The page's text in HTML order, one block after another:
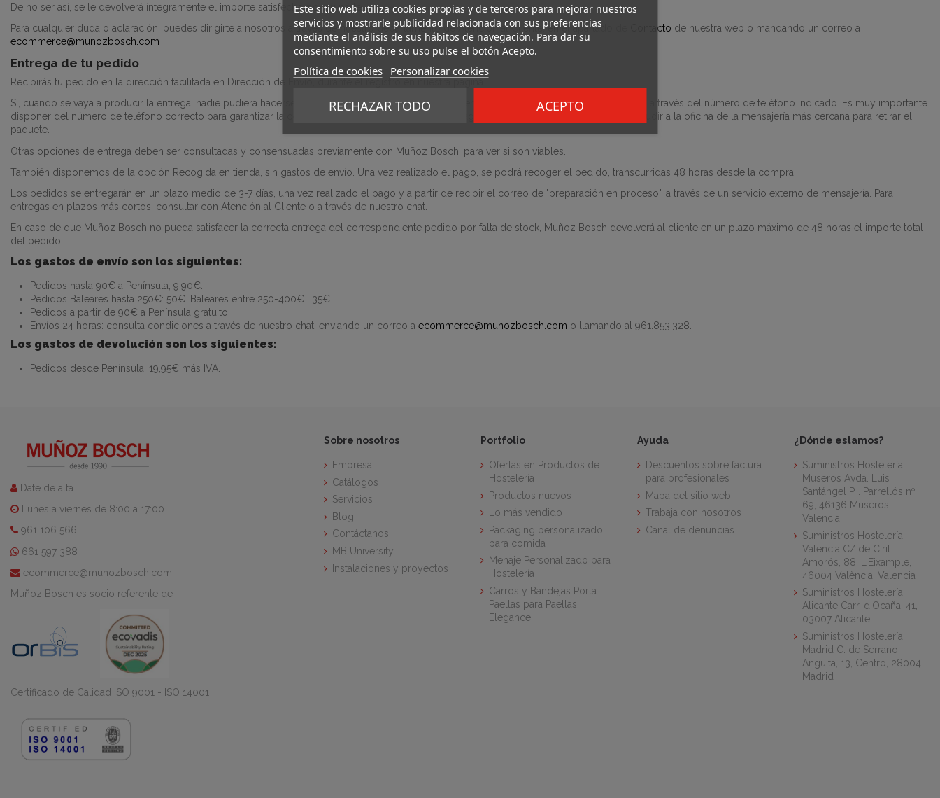
Este sitio web utiliza cookies propias y de terceros para mejorar nuestros
servicios y mostrarle publicidad relacionada con sus preferencias
mediante el análisis de sus hábitos de navegación. Para dar su
consentimiento sobre su uso pulse el botón Acepto.
Política de cookies Personalizar cookies
RECHAZAR TODO ACEPTO
De no ser así, se le devolverá íntegramente el importe satisfecho por su parte.
Para cualquier duda o aclaración, puedes dirigirte a nosotros a través de nuestro departamento de Atención al Cliente, en el apartado de
Contacto de nuestra web o mandando un correo a
ecommerce@munozbosch.com
Entrega de tu pedido
Recibirás tu pedido en la dirección facilitada en Dirección de Envío, durante el registro en nuestra página.
Si, cuando se vaya a producir la entrega, nadie pudiera hacerse cargo de tu pedido, el servicio de mensajería se pondrá en contacto contigo a través del número de teléfono indicado. Es muy importante
disponer del número de teléfono correcto para garantizar la correcta entrega del paquete. Una vez agotados todos los intentos, deberás acudir a la oficina de la mensajería más cercana para retirar el
paquete.
Otras opciones de entrega deben ser consultadas y consensuadas previamente con Muñoz Bosch, para ver si son viables.
También disponemos de la opción Recogida en tienda, sin gastos de envío. Una vez realizado el pago, se podrá recoger el pedido, transcurridas 48 horas desde la compra.
Los pedidos se entregarán en un plazo medio de 3-7 días, una vez realizado el pago y a partir de recibir el correo de "preparación en proceso", a través de un servicio externo de mensajería. Para
entregas en plazos más cortos, consultar con Atención al Cliente o a través de nuestro chat.
En caso de que Muñoz Bosch no pueda satisfacer la correcta entrega del correspondiente pedido por falta de stock, Muñoz Bosch devolverá al cliente en un plazo máximo de 48 horas el importe total
del pedido.
Los gastos de envío son los siguientes:
Pedidos hasta 90€ a Península, 9,90€.
Pedidos Baleares hasta 250€: 50€. Baleares entre 250-400€ : 35€
Pedidos a partir de 90€ a Península gratuito.
Envíos 24 horas: consulta condiciones a través de nuestro chat, enviando un correo a ecommerce@munozbosch.com o llamando al 961.853.328.
Los gastos de devolución son los siguientes:
Pedidos desde Península, 19,95€ más IVA.
Date de alta
Lunes a viernes de 8:00 a 17:00
961 106 566
661 597 388
ecommerce@munozbosch.com
Muñoz Bosch es socio referente de
Certificado de Calidad ISO 9001 - ISO 14001
Sobre nosotros
Empresa
Catálogos
Servicios
Blog
Contáctanos
MB University
Instalaciones y proyectos
Portfolio
Ofertas en Productos de
Hostelería
Productos nuevos
Lo más vendido
Packaging personalizado
para comida
Menaje Personalizado para
Hostelería
Carros y Bandejas Porta
Paellas para Paellas
Elegance
Ayuda
Descuentos sobre factura
para profesionales
Mapa del sitio web
Trabaja con nosotros
Canal de denuncias
¿Dónde estamos?
Suministros Hostelería
Museros Avda. Luis
Santángel P.I. Parrellós nº
69, 46136 Museros,
Valencia
Suministros Hostelería
Valencia C/ de Ciril
Amorós, 88, L'Eixample,
46004 València, Valencia
Suministros Hostelería
Alicante Carr. d'Ocaña, 41,
03007 Alicante
Suministros Hostelería
Madrid C. de Serrano
Anguita, 13, Centro, 28004
Madrid